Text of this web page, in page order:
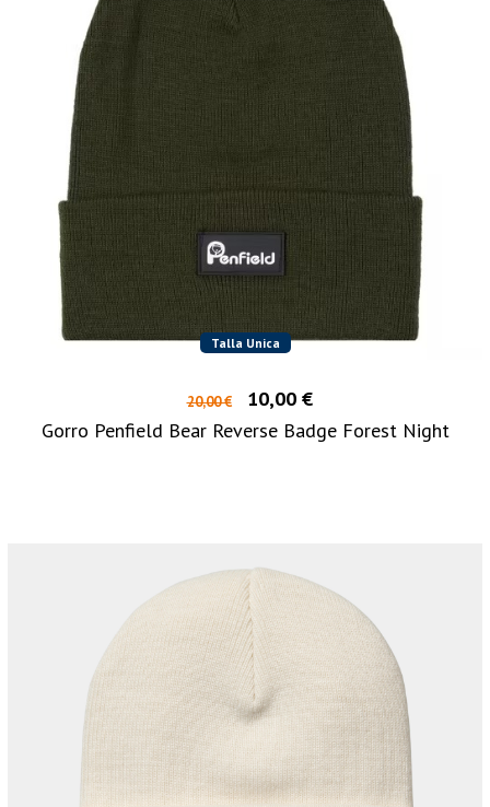
Talla Unica
20,00 €
10,00 €
Gorro Penfield Bear Reverse Badge Forest Night